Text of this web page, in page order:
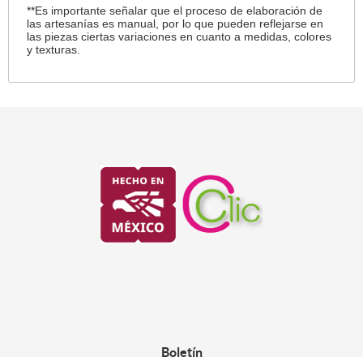
**Es importante señalar que el proceso de elaboración de
las artesanías es manual, por lo que pueden reflejarse en
las piezas ciertas variaciones en cuanto a medidas, colores
y texturas.
Boletín